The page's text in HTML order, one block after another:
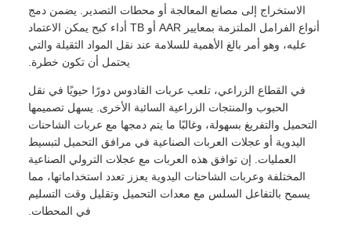
الاستخراج إلى مصانع المعالجة أو محطات التصدير. يضمن دمج
أنواع الفرامل الملتزمة بمعايير AAR أو TB أداء كبح يمكن الاعتماد
عليه، وهو أمر بالغ الأهمية للسلامة عند نقل المواد الثقيلة والتي
يحتمل أن تكون خطرة.
في القطاع الزراعي، تلعب عربات القادوس دورًا حيويًا في نقل
الحبوب والمنتجات الزراعية السائبة الأخرى. يسهل تصميمها
التحميل والتفريغ بسهولة، وغالبًا ما يتم دمجها مع عربات الشاحنات
اليدوية أو عجلات العربات الصناعية في مرافق التحميل لتبسيط
العمليات. إن توافق هذه العربات مع عجلات الترولي الصناعية
المختلفة وعربات الشاحنات اليدوية يعزز تعدد استخداماتها، مما
يسمح بالتفاعل السلس مع معدات التحميل وتقليل وقت التسليم
في المحطات.